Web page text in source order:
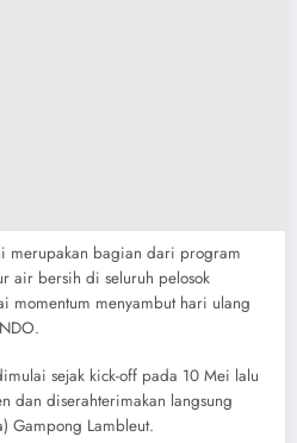
merupakan bagian dari program
air bersih di seluruh pelosok
momentum menyambut hari ulang
sejak kick-off pada 10 Mei lalu
dan diserahterimakan langsung
Gampong Lambleut.